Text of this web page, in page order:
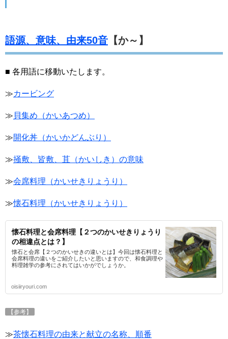
語源、意味、由来50音 【か～】
■ 各用語に移動いたします。
≫カービング
≫ 貝集め（かいあつめ）
≫開化丼（かいかどんぶり）
≫掻敷、皆敷、苴（かいしき）の意味
≫会席料理（かいせきりょうり）
≫懐石料理（かいせきりょうり）
懐石料理と会席料理【２つのかいせきりょうり
の相違点とは？】
懐石と会席【２つのかいせきの違いとは】今回は懐石料理と
会席料理の違いをご紹介したいと思いますので、和食調理や
料理雑学の参考にされてはいかがでしょうか。
oisiiryouri.com
【参考】
≫茶懐石料理の由来と献立の名称、順番